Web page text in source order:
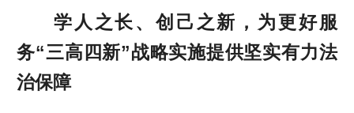
学人之长、创己之新，为更好服
务“三高四新”战略实施提供坚实有力法
治保障